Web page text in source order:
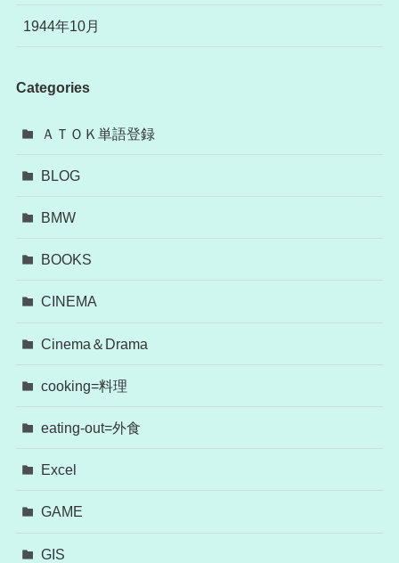
1944年10月
Categories
ＡＴＯＫ単語登録
BLOG
BMW
BOOKS
CINEMA
Cinema＆Drama
cooking=料理
eating-out=外食
Excel
GAME
GIS